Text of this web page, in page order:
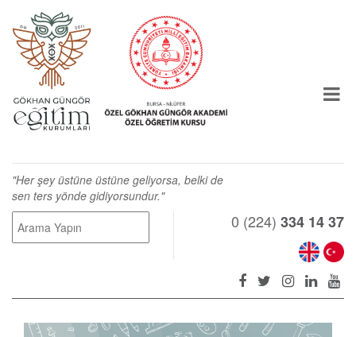
"Her şey üstüne üstüne geliyorsa, belki de
sen ters yönde gidiyorsundur."
0 (224) 334 14 37